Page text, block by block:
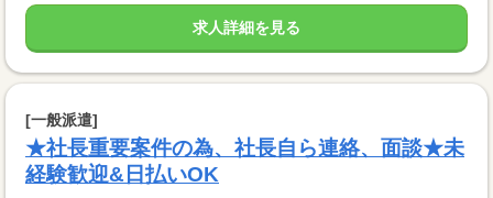
求人詳細を見る
[一般派遣]
★社長重要案件の為、社長自ら連絡、面談★未
経験歓迎&日払いOK